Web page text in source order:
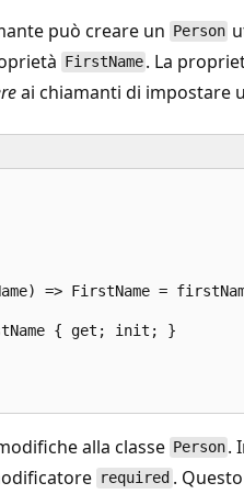
può creare un Person
FirstName . La
ai chiamanti di impostare
=> FirstName =
{ get; init; }
alla classe Person .
required .